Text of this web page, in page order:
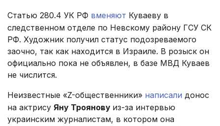
Статью 280.4 УК РФ вменяют Куваеву в
следственном отделе по Невскому району ГСУ СК
РФ. Художник получил статус подозреваемого
заочно, так как находится в Израиле. В розыск он
официально пока не объявлен, в базе МВД Куваев
не числится.
Неизвестные «Z-общественники» написали донос
на актрису Яну Троянову из-за интервью
украинским журналистам, в котором она